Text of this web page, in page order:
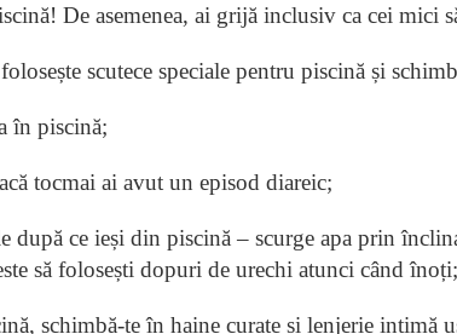
De asemenea, ai grijă inclusiv ca cei mici
scutece speciale pentru piscină și
în piscină;
tocmai ai avut un episod diareic;
după ce ieși din piscină – scurge apa prin
să folosești dopuri de urechi atunci când înoți;
schimbă-te în haine curate și lenjerie intimă